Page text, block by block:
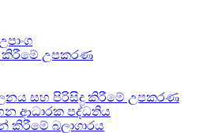
කිරීමේ උපකරණ
සහ පිරිසිදු කිරීමේ උපකරණ
ආධාරක පද්ධතිය
කිරීමේ බලාගාරය